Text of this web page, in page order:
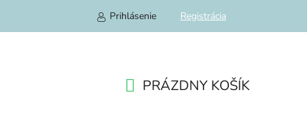
Prihlásenie Registrácia
PRÁZDNY KOŠÍK